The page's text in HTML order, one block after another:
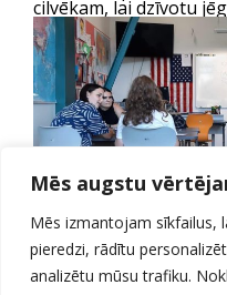
Mēs augstu
Mēs izmantojam sīkfailus,
pieredzi, rādītu
analizētu mūsu trafiku.
cilvēkam, lai dzīvotu